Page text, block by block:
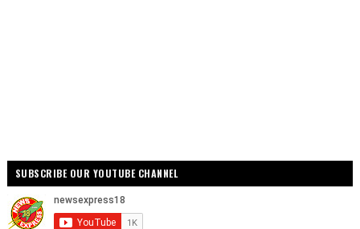
SUBSCRIBE OUR YOUTUBE CHANNEL